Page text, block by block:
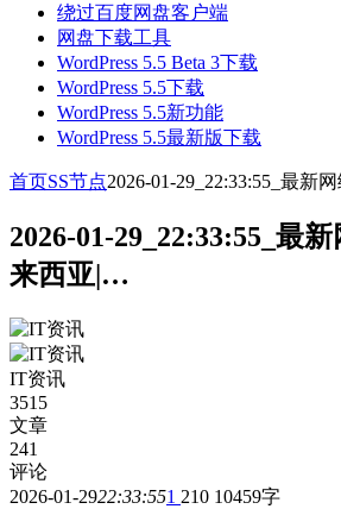
绕过百度网盘客户端
网盘下载工具
WordPress 5.5 Beta 3下载
WordPress 5.5下载
WordPress 5.5新功能
WordPress 5.5最新版下载
首页SS节点2026-01-29_22:33:55_最
2026-01-29_22:33:55_最
来西亚|…
IT资讯
3515
文章
241
评论
2026-01-2922:33:551 210 10459字